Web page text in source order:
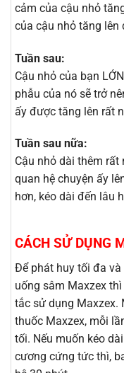
cảm của cậu nhỏ
của cậu nhỏ tăng lên
Tuần sau:
Cậu nhỏ của bạn
phẫu của nó sẽ trở
ấy được tăng lên rất
Tuần sau nữa:
Cậu nhỏ dài thêm
quan hệ chuyện ấy
hơn, kéo dài đến lâu
CÁCH SỬ DỤNG
Để phát huy tối đa
uống sâm Maxzex
tắc sử dụng Maxzex.
thuốc Maxzex, mỗi
tối. Nếu muốn kéo
cương cứng tức thì,